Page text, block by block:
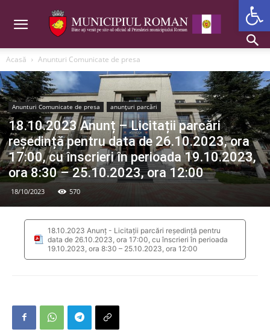
Acasă Anunturi Comunicate de presa
Anunturi Comunicate de presa anunțuri parcări
18.10.2023 Anunț – Licitații parcări
reședință pentru data de 26.10.2023, ora
17:00, cu înscrieri în perioada 19.10.2023,
ora 8:30 – 25.10.2023, ora 12:00
18/10/2023 570
18.10.2023 Anunț - Licitații parcări reședință pentru
data de 26.10.2023, ora 17:00, cu înscrieri în perioada
19.10.2023, ora 8:30 – 25.10.2023, ora 12:00